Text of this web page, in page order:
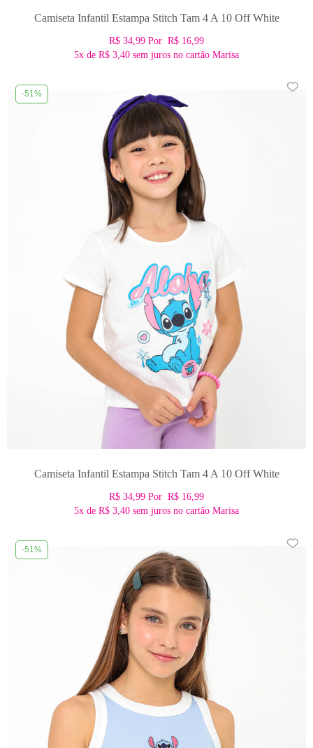
Camiseta Infantil Estampa Stitch Tam 4 A 10 Off White
R$ 34,99 Por R$ 16,99
5x de R$ 3,40 sem juros no cartão Marisa
-51%
Camiseta Infantil Estampa Stitch Tam 4 A 10 Off White
R$ 34,99 Por R$ 16,99
5x de R$ 3,40 sem juros no cartão Marisa
-51%